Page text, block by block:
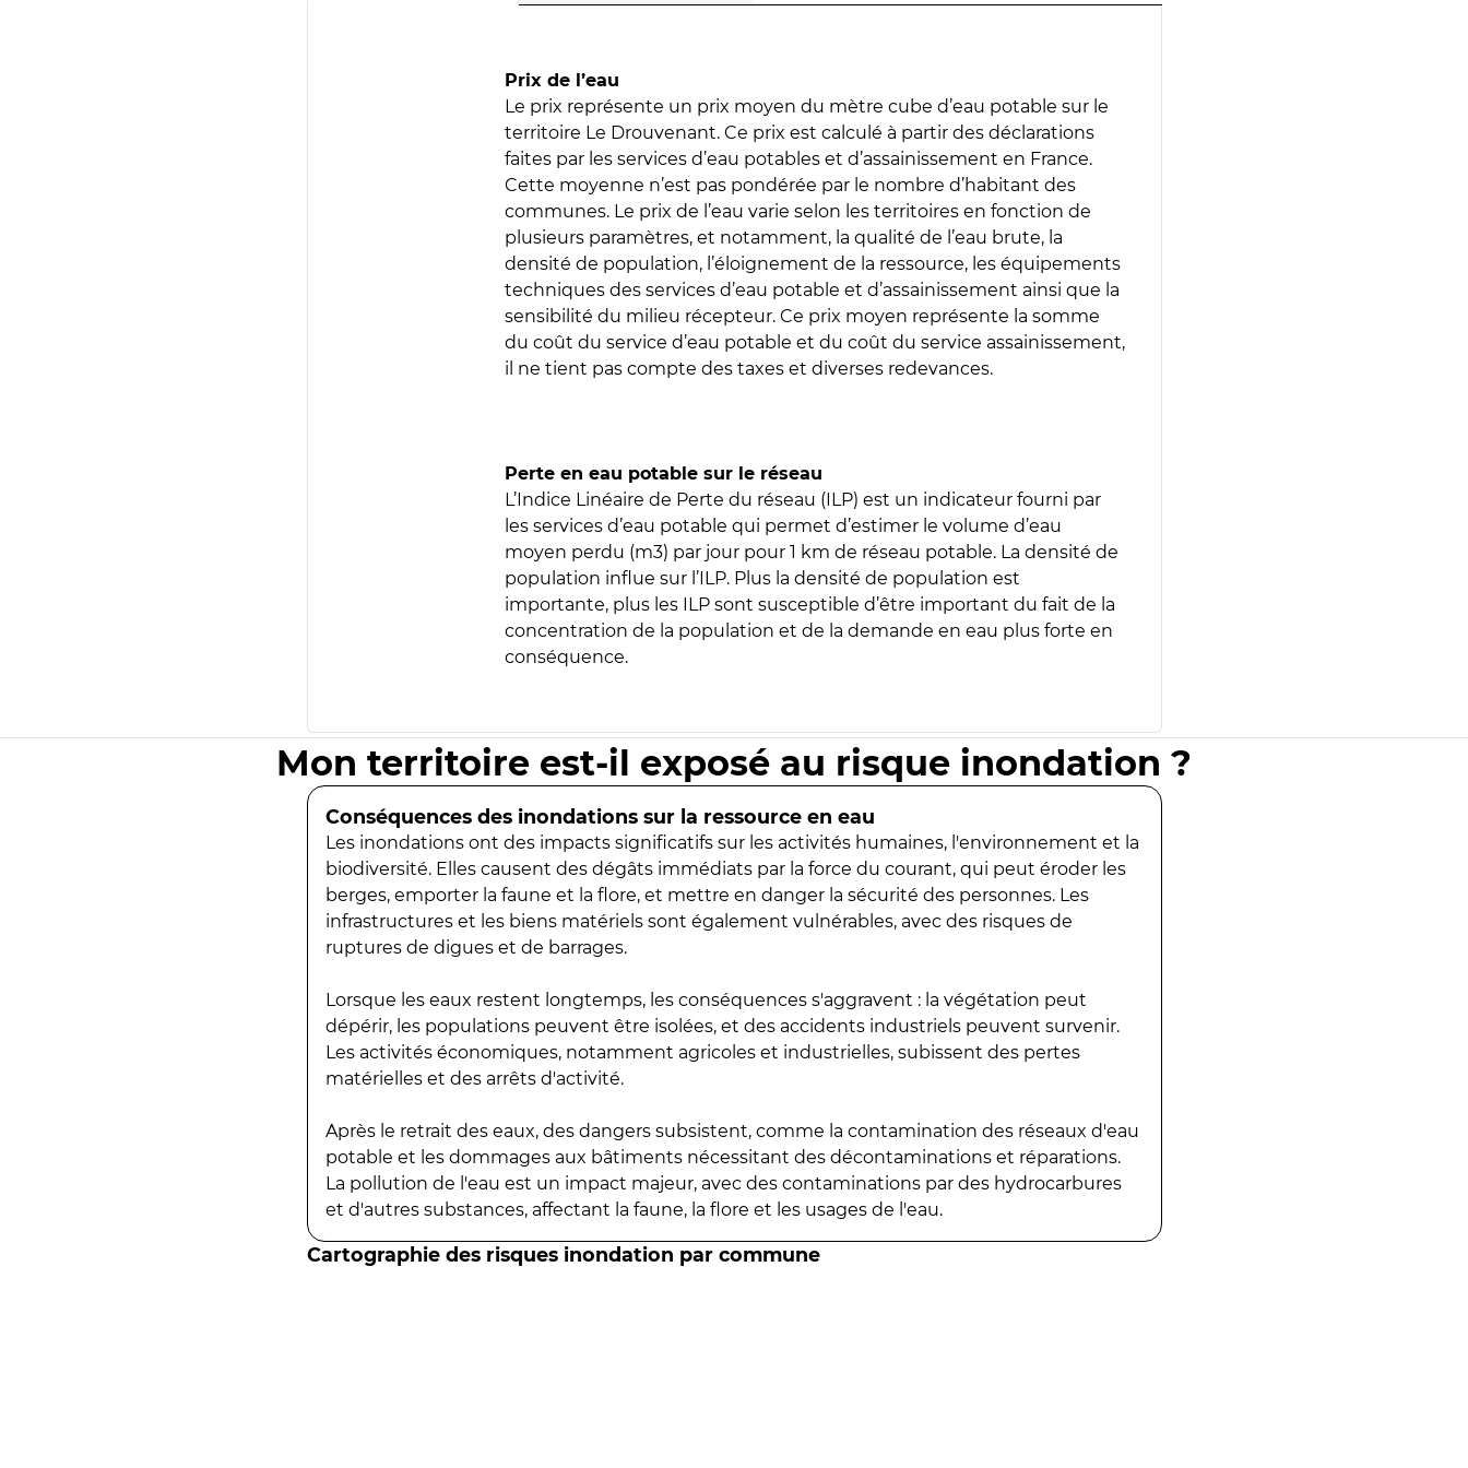
Prix de l’eau
Le prix représente un prix moyen du mètre cube d’eau potable sur le
territoire Le Drouvenant. Ce prix est calculé à partir des déclarations
faites par les services d’eau potables et d’assainissement en France.
Cette moyenne n’est pas pondérée par le nombre d’habitant des
communes. Le prix de l’eau varie selon les territoires en fonction de
plusieurs paramètres, et notamment, la qualité de l’eau brute, la
densité de population, l’éloignement de la ressource, les équipements
techniques des services d’eau potable et d’assainissement ainsi que la
sensibilité du milieu récepteur. Ce prix moyen représente la somme
du coût du service d’eau potable et du coût du service assainissement,
il ne tient pas compte des taxes et diverses redevances.
Perte en eau potable sur le réseau
L’Indice Linéaire de Perte du réseau (ILP) est un indicateur fourni par
les services d’eau potable qui permet d’estimer le volume d’eau
moyen perdu (m3) par jour pour 1 km de réseau potable. La densité de
population influe sur l’ILP. Plus la densité de population est
importante, plus les ILP sont susceptible d’être important du fait de la
concentration de la population et de la demande en eau plus forte en
conséquence.
Mon territoire est-il exposé au risque inondation ?
Conséquences des inondations sur la ressource en eau
Les inondations ont des impacts significatifs sur les activités humaines, l'environnement et la
biodiversité. Elles causent des dégâts immédiats par la force du courant, qui peut éroder les
berges, emporter la faune et la flore, et mettre en danger la sécurité des personnes. Les
infrastructures et les biens matériels sont également vulnérables, avec des risques de
ruptures de digues et de barrages.
Lorsque les eaux restent longtemps, les conséquences s'aggravent : la végétation peut
dépérir, les populations peuvent être isolées, et des accidents industriels peuvent survenir.
Les activités économiques, notamment agricoles et industrielles, subissent des pertes
matérielles et des arrêts d'activité.
Après le retrait des eaux, des dangers subsistent, comme la contamination des réseaux d'eau
potable et les dommages aux bâtiments nécessitant des décontaminations et réparations.
La pollution de l'eau est un impact majeur, avec des contaminations par des hydrocarbures
et d'autres substances, affectant la faune, la flore et les usages de l'eau.
Cartographie des risques inondation par commune